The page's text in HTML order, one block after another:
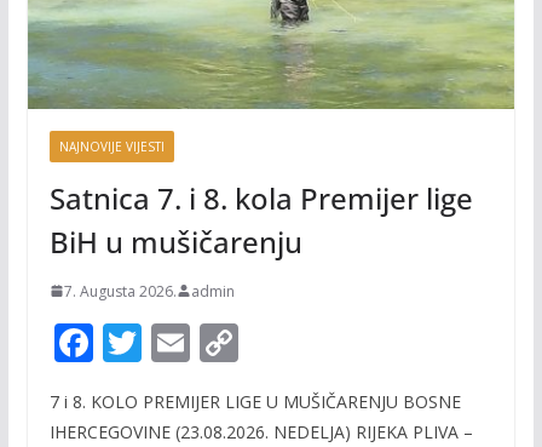
NAJNOVIJE VIJESTI
Satnica 7. i 8. kola Premijer lige
BiH u mušičarenju
7. Augusta 2026. admin
F
e
T
itt
E
ai
C
p
7 i 8. KOLO PREMIJER LIGE U MUŠIČARENJU BOSNE
IHERCEGOVINE (23.08.2026. NEDELJA) RIJEKA PLIVA –